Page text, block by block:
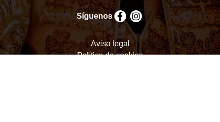
Síguenos
Aviso legal
Política de cookies